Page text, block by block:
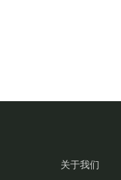
关于我们